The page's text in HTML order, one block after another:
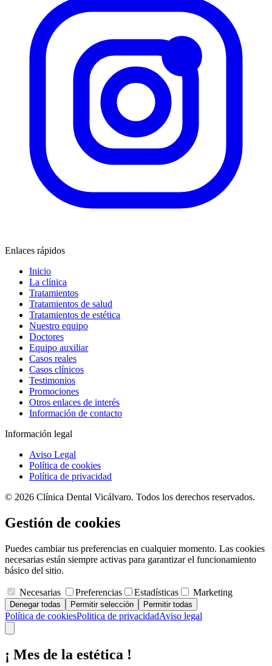
Enlaces rápidos
Inicio
La clínica
Tratamientos
Tratamientos de salud
Tratamientos de estética
Nuestro equipo
Doctores
Equipo auxiliar
Casos reales
Casos clínicos
Testimonios
Promociones
Otros enlaces de interés
Información de contacto
Información legal
Aviso Legal
Política de cookies
Política de privacidad
© 2026 Clínica Dental Vicálvaro. Todos los derechos reservados.
Gestión de cookies
Puedes cambiar tus preferencias en cualquier momento. Las cookies
necesarias están siempre activas para garantizar el funcionamiento
básico del sitio.
Necesarias Preferencias Estadísticas Marketing
Denegar todas Permitir selección Permitir todas
Política de cookiesPolitica de privacidadAviso legal
¡ Mes de la estética !